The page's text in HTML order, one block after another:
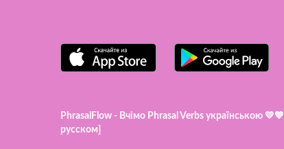
PhrasalFlow - Вчімо Phrasal Verbs українською 💛💙
русском]